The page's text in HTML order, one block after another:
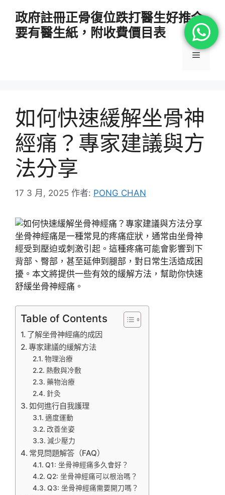
政府註冊正骨復位跌打醫生好推介
要有醫生紙，附收費價目表
選
如何快速緩解坐骨神
經痛？專家建議與方
法分享
17 3 月, 2025 作者: PONG CHAN
坐骨神經痛是一種常見的疼痛症狀，通常由坐骨神
經受到壓迫或刺激引起。這種疼痛可能會影響到下
背部、臀部，甚至延伸到腿部，對日常生活造成困
擾。本文將提供一些有效的緩解方法，幫助你快速
舒緩坐骨神經痛。
Table of Contents
了解坐骨神經痛的成因
專家建議的緩解方法
物理治療
熱敷與冷敷
藥物治療
針灸
如何進行自我護理
適度運動
改善坐姿
減少壓力
常見問題解答（FAQ）
Q1: 坐骨神經痛多久會好？
Q2: 坐骨神經痛可以根治嗎？
Q3: 坐骨神經痛需要開刀嗎？